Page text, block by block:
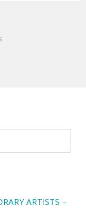
wydaniu
ARTISTS –